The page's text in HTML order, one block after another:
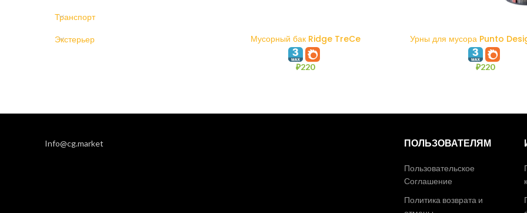
Транспорт
Экстерьер
В КОРЗИНУ
Мусорный бак Ridge TreCe
₽220
В КОРЗИНУ
Урны для мусора Punto
Dallas
₽220
Info@cg.market ПОЛЬЗОВАТЕЛЯМ
Пользовательское
Соглашение
Политика возврата и